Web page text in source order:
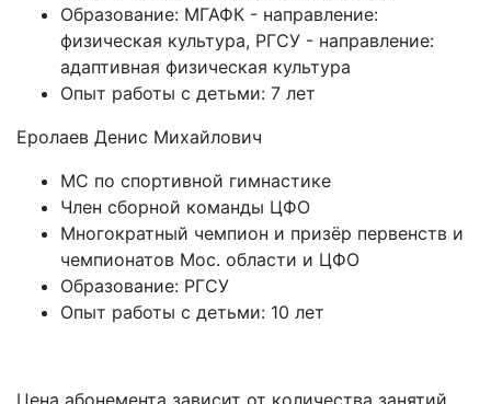
Образование: МГАФК - направление:
физическая культура, РГСУ - направление:
адаптивная физическая культура
Опыт работы с детьми: 7 лет
Еролаев Денис Михайлович
МС по спортивной гимнастике
Член сборной команды ЦФО
Многократный чемпион и призёр первенств и
чемпионатов Мос. области и ЦФО
Образование: РГСУ
Опыт работы с детьми: 10 лет
Цена абонемента зависит от количества занятий.